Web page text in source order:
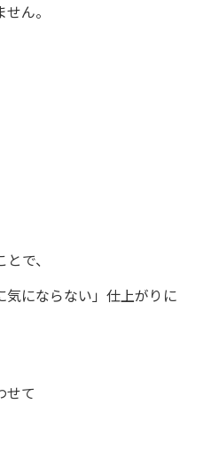
ん。
で、
気にならない」仕上がりに
せて